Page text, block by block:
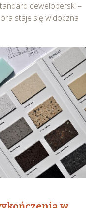
deweloperski –
staje się widoczna